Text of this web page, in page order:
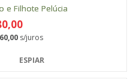
e Filhote Pelúcia
s/juros
ESPIAR